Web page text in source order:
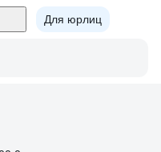
Для юрлиц